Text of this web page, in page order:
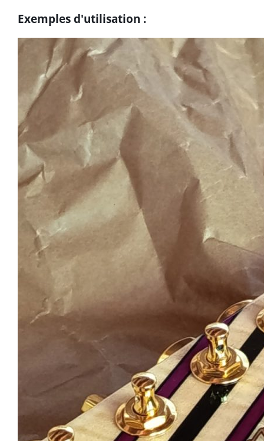
Exemples d'utilisation :